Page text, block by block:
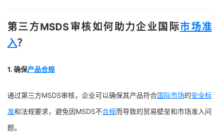
第三方MSDS审核如何助力企业国际市场准
入？
1. 确保产品合规
通过第三方MSDS审核，企业可以确保其产品符合国际市场的安全标
准和法规要求，避免因MSDS不合规而导致的贸易壁垒和市场准入问
题。